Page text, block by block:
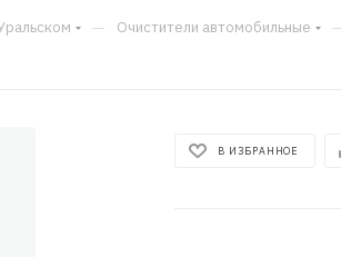
— Очистители автомобильные
В ИЗБРАННОЕ